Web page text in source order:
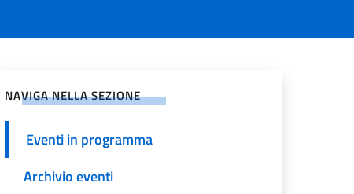
NAVIGA NELLA SEZIONE
Eventi in programma
Archivio eventi